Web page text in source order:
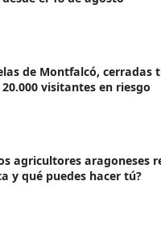
de Montfalcó, cerradas
visitantes en riesgo
agricultores aragoneses
y qué puedes hacer tú?